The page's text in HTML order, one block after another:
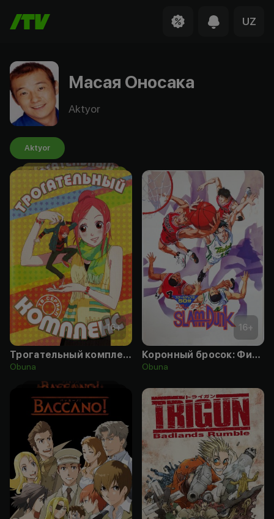
UZ
Масая Оносака
Aktyor
Aktyor
16+
Трогательный комплекс
Obuna
16+
Коронный бросок: Фильм второй
Obuna